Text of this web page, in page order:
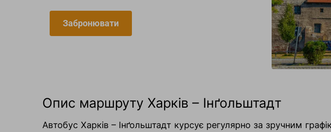
Забронювати
Опис маршруту Харків – Інґольштадт
Автобус Харків – Інґольштадт курсує регулярно за зручним